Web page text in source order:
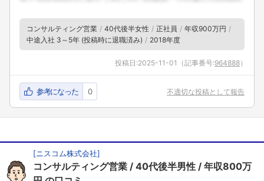
コンサルティング営業 40代後半女性 正社員
年収900万円
中途入社 3～5年 (投稿時に退職済み)
2018年度
投稿日:2025-11-01 （記事番号:964888）
参考になった 0 不適切な投稿として報告
[ニスコム株式会社]
コンサルティング営業 40代後半男性
年収800万